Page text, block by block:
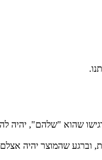
שהוא "שלהם", יהיה
בטוחים יותר לקנות, וברגע